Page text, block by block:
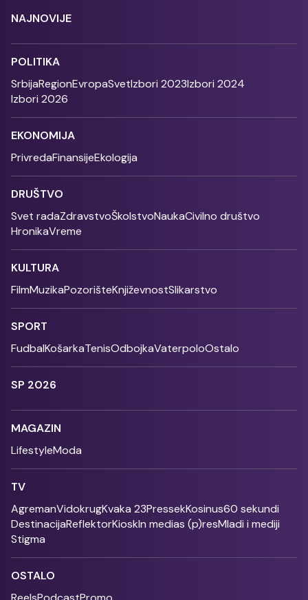
NAJNOVIJE
POLITIKA
SrbijaRegionEvropaSvetIzbori 2023Izbori 2024
Izbori 2026
EKONOMIJA
PrivredaFinansijeEkologija
DRUŠTVO
Svet radaZdravstvoŠkolstvoNaukaCivilno društvo
HronikaVreme
KULTURA
FilmMuzikaPozorišteKnjiževnostSlikarstvo
SPORT
FudbalKošarkaTenisOdbojkaVaterpoloOstalo
SP 2026
MAGAZIN
LifestyleModa
TV
AgremanVidokrugKvaka 23PressekKosinus60 sekundi
DestinacijaReflektorKioskIn medias (p)resMladi i mediji
Stigma
OSTALO